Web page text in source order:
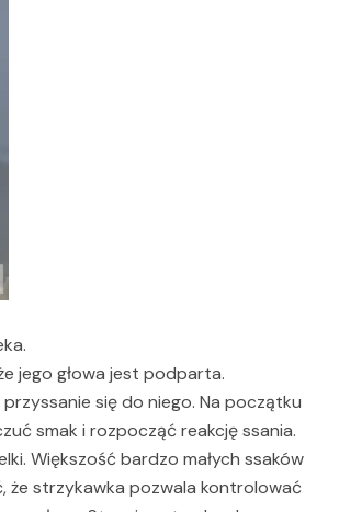
jego głowa jest podparta.
się do niego. Na początku
smak i rozpocząć reakcję ssania.
Większość bardzo małych ssaków
że strzykawka pozwala kontrolować